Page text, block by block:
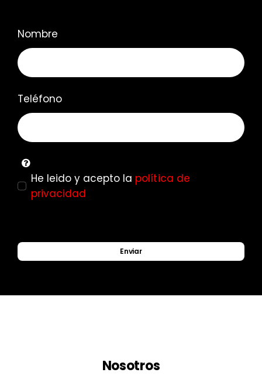
Nombre
Teléfono
He leido y acepto la política de
privacidad
Enviar
Nosotros